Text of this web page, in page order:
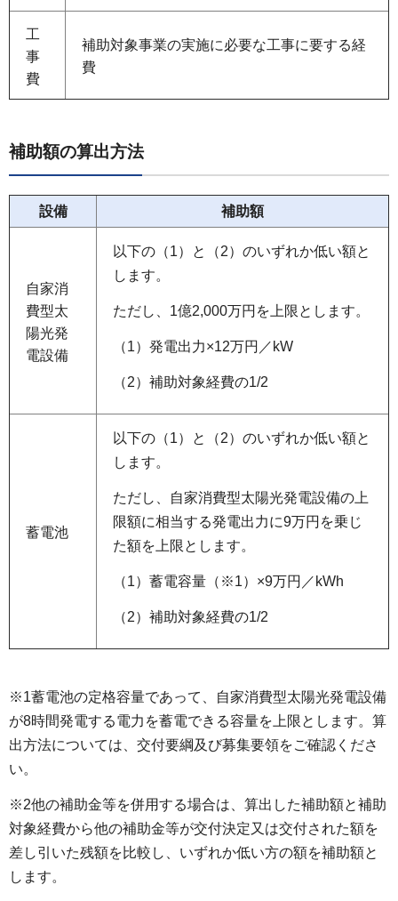
工
事
費
補助対象事業の実施に必要な工事に要する経
費
補助額の算出方法
設備 補助額
自家消
費型太
陽光発
電設備
以下の（1）と（2）のいずれか低い額と
します。
ただし、1億2,000万円を上限とします。
（1）発電出力×12万円／kW
（2）補助対象経費の1/2
蓄電池
以下の（1）と（2）のいずれか低い額と
します。
ただし、自家消費型太陽光発電設備の上
限額に相当する発電出力に9万円を乗じ
た額を上限とします。
（1）蓄電容量（※1）×9万円／kWh
（2）補助対象経費の1/2
※1蓄電池の定格容量であって、自家消費型太陽光発電設備
が8時間発電する電力を蓄電できる容量を上限とします。算
出方法については、交付要綱及び募集要領をご確認くださ
い。
※2他の補助金等を併用する場合は、算出した補助額と補助
対象経費から他の補助金等が交付決定又は交付された額を
差し引いた残額を比較し、いずれか低い方の額を補助額と
します。